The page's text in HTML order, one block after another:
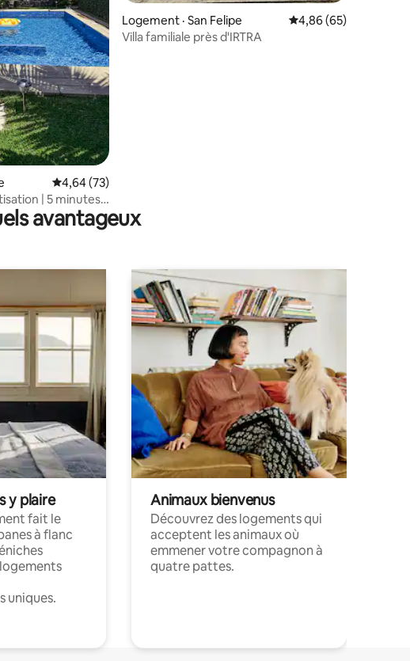
Note moyenne de 4,64 sur 5, 73 commentaires
4,64 (73)
| 5 minutes
Logement · San Felipe Note moyenne de
4,86 (65)
Villa familiale près d'IRTRA
avantageux
y plaire
fait le
à flanc
uniques.
Animaux bienvenus
Découvrez des logements qui
acceptent les animaux où
emmener votre compagnon à
quatre pattes.